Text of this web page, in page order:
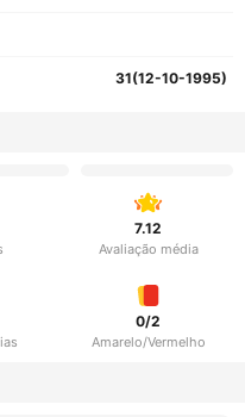
31(12-10-1995)
7.12
Avaliação média
0/2
Amarelo/Vermelho